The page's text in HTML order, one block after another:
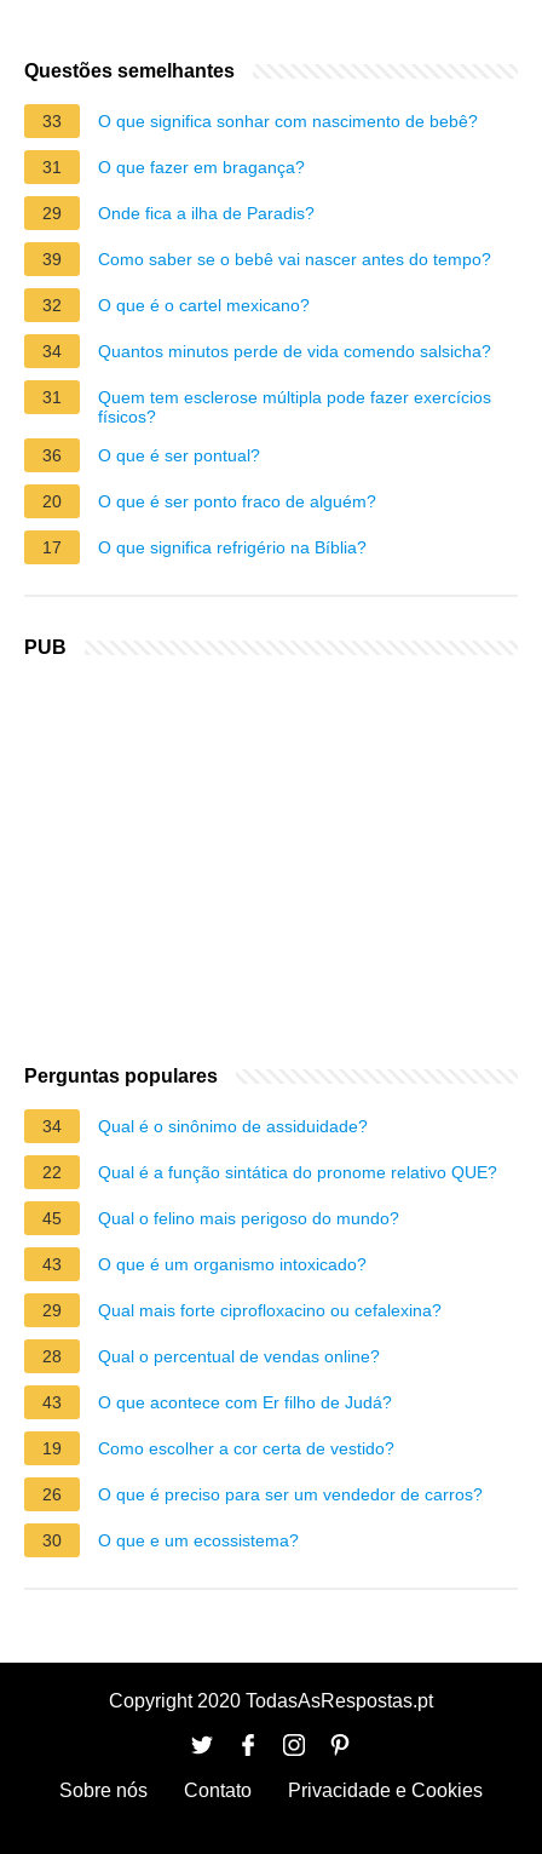
Questões semelhantes
33 O que significa sonhar com nascimento de bebê?
31 O que fazer em bragança?
29 Onde fica a ilha de Paradis?
39 Como saber se o bebê vai nascer antes do tempo?
32 O que é o cartel mexicano?
34 Quantos minutos perde de vida comendo salsicha?
31
Quem tem esclerose múltipla pode fazer exercícios
físicos?
36
O que é ser pontual?
20 O que é ser ponto fraco de alguém?
17 O que significa refrigério na Bíblia?
PUB
Perguntas populares
34 Qual é o sinônimo de assiduidade?
22 Qual é a função sintática do pronome relativo QUE?
45 Qual o felino mais perigoso do mundo?
43 O que é um organismo intoxicado?
29 Qual mais forte ciprofloxacino ou cefalexina?
28 Qual o percentual de vendas online?
43 O que acontece com Er filho de Judá?
19 Como escolher a cor certa de vestido?
26 O que é preciso para ser um vendedor de carros?
30 O que e um ecossistema?
Copyright 2020 TodasAsRespostas.pt
Sobre nós Contato Privacidade e Cookies